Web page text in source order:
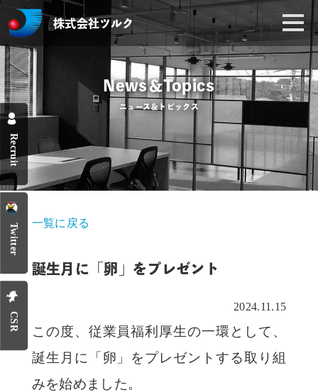
株式会社ツルク
Recruit
Twitter
CSR
News＆Topics
ニュース＆トピックス
一覧に戻る
誕生月に「卵」をプレゼント
2024.11.15
この度、従業員福利厚生の一環として、
誕生月に「卵」をプレゼントする取り 組
みを始めました。